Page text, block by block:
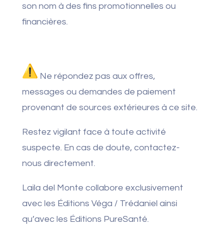
son nom à des fins promotionnelles ou
financières.
Ne répondez pas aux offres,
messages ou demandes de paiement
provenant de sources extérieures à ce site.
Restez vigilant face à toute activité
suspecte. En cas de doute, contactez-
nous directement.
Laila del Monte collabore exclusivement
avec les Éditions Véga / Trédaniel ainsi
qu’avec les Éditions PureSanté.